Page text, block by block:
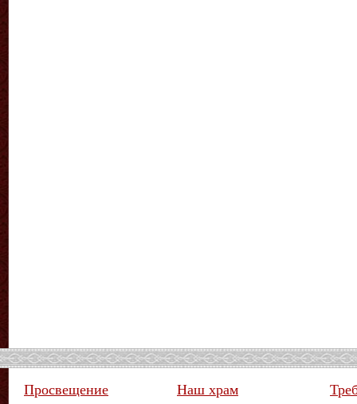
Просвещение Наш храм